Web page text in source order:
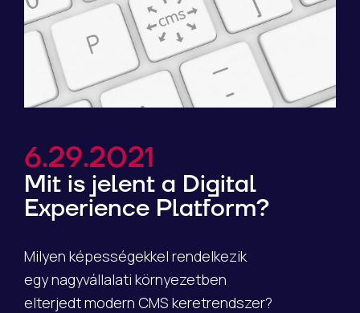
6.29.2021
Mit is jelent a Digital
Experience Platform?
Milyen képességekkel rendelkezik
egy nagyvállalati környezetben
elterjedt modern CMS keretrendszer?